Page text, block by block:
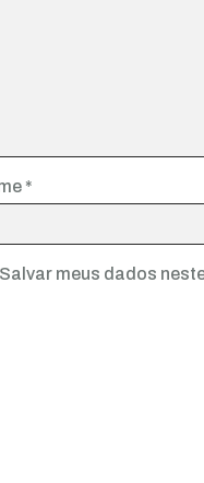
*
Salvar meus dados